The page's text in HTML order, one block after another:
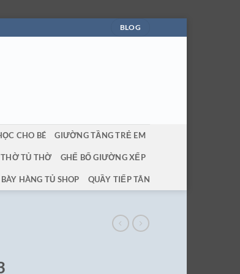
BLOG
CHO BÉ GIƯỜNG TẦNG TRẺ EM
TỦ THỜ GHẾ BỐ GIƯỜNG XẾP
HÀNG TỦ SHOP QUẦY TIẾP TÂN